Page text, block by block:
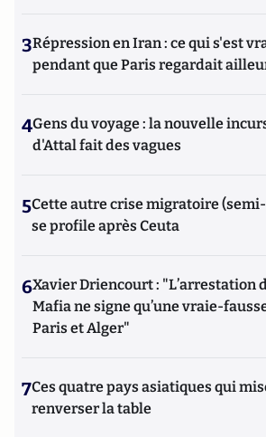
3Répression en Iran : ce qui s'est
pendant que Paris regardait
4Gens du voyage : la nouvelle
d'Attal fait des vagues
5Cette autre crise migratoire
se profile après Ceuta
6Xavier Driencourt : "L’arrestation
Mafia ne signe qu’une vraie-
Paris et Alger"
7Ces quatre pays asiatiques qui
renverser la table